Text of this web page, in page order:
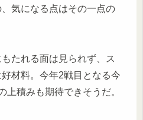
気になる点はその一点の
たれる面は見られず、ス
材料。今年2戦目となる今
上積みも期待できそうだ。